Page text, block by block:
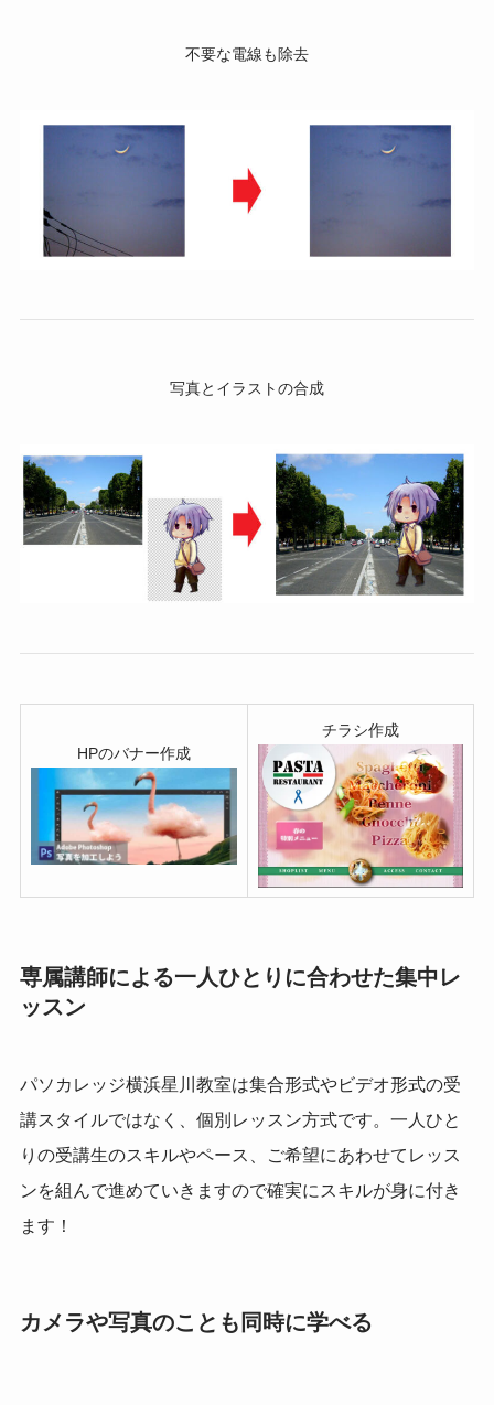
不要な電線も除去
写真とイラストの合成
HPのバナー作成
チラシ作成
専属講師による一人ひとりに合わせた集中レ
ッスン
パソカレッジ横浜星川教室は集合形式やビデオ形式の受
講スタイルではなく、個別レッスン方式です。一人ひと
りの受講生のスキルやペース、ご希望にあわせてレッス
ンを組んで進めていきますので確実にスキルが身に付き
ます！
カメラや写真のことも同時に学べる